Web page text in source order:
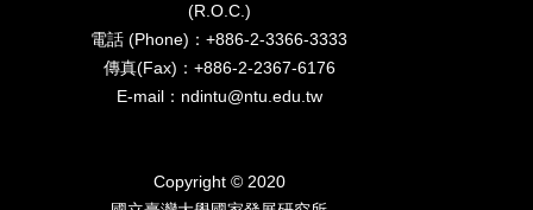
(R.O.C.)
電話 (Phone)：+886-2-3366-3333
傳真(Fax)：+886-2-2367-6176
E-mail：ndintu@ntu.edu.tw
Copyright © 2020